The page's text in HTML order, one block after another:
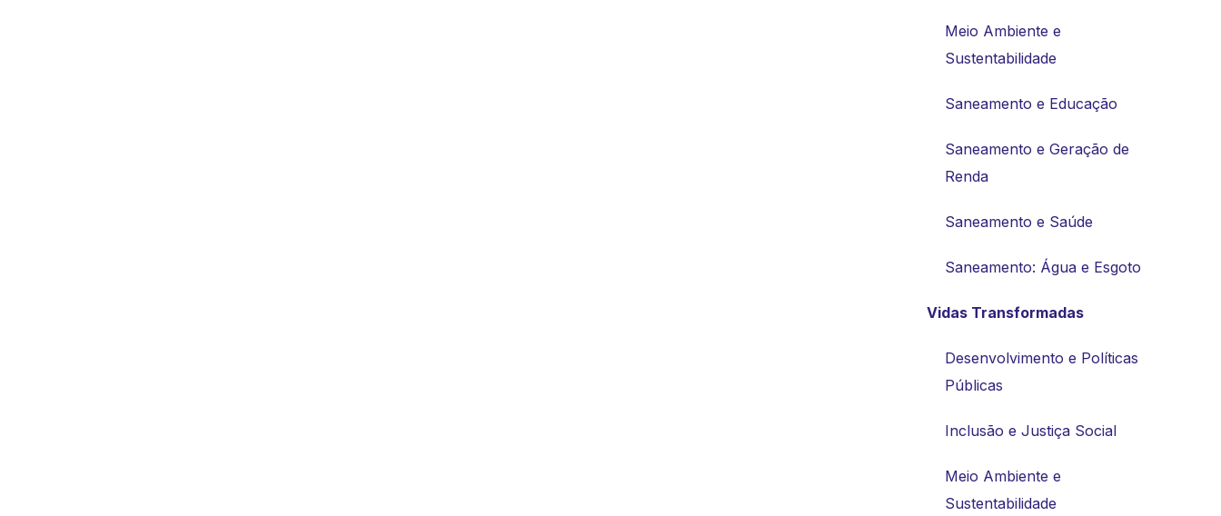
Meio Ambiente e
Sustentabilidade
Saneamento e Educação
Saneamento e Geração de
Renda
Saneamento e Saúde
Saneamento: Água e Esgoto
Vidas Transformadas
Desenvolvimento e Políticas
Públicas
Inclusão e Justiça Social
Meio Ambiente e
Sustentabilidade